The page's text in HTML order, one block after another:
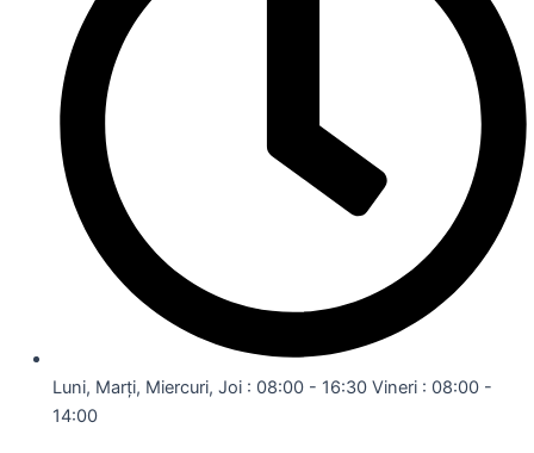
Luni, Marți, Miercuri, Joi : 08:00 - 16:30 Vineri : 08:00 -
14:00